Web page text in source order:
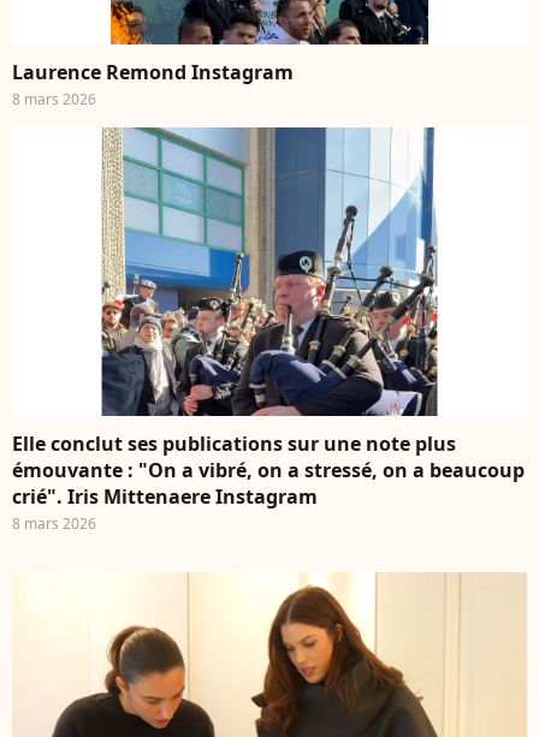
Laurence Remond Instagram
8 mars 2026
Elle conclut ses publications sur une note plus
émouvante : "On a vibré, on a stressé, on a beaucoup
crié". Iris Mittenaere Instagram
8 mars 2026
player2